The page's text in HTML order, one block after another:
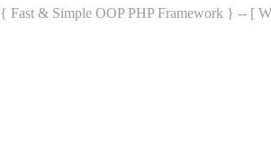
{ Fast & Simple OOP PHP Framework } -- [